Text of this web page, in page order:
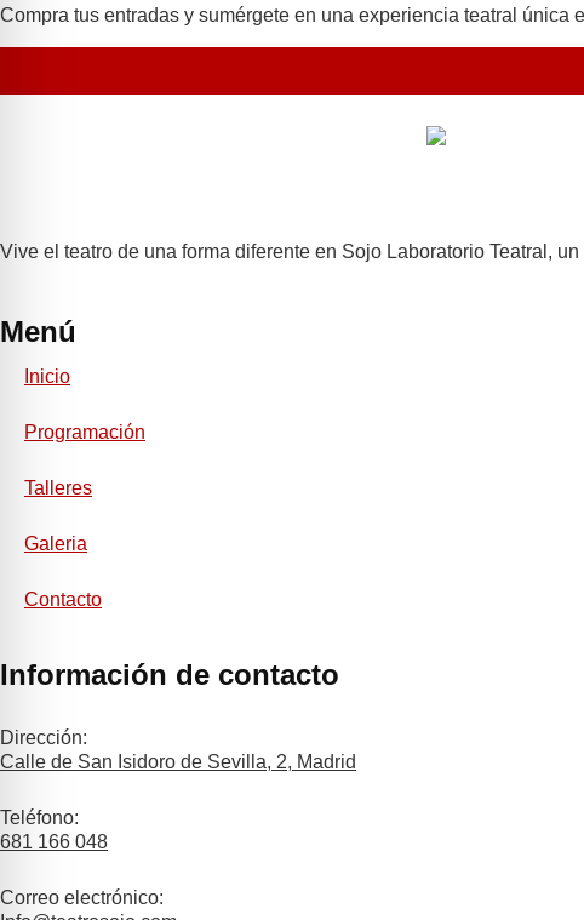
Compra tus entradas y sumérgete en una experiencia teatral
Vive el teatro de una forma diferente en Sojo Laboratorio Teatral,
Menú
Inicio
Programación
Talleres
Galeria
Contacto
Información de contacto
Dirección:
Calle de San Isidoro de Sevilla, 2, Madrid
Teléfono:
681 166 048
Correo electrónico: